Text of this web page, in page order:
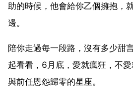
助的時候，他會給你乙個擁抱，
邊。
陪你走過每一段路，沒有多少甜
起看看，6月底，愛就瘋狂，不愛
與前任恩怨歸零的星座。